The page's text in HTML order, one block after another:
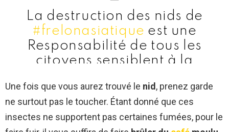
La destruction des nids de
#frelonasiatique est une
Responsabilité de tous les
citoyens sensiblent à la
#communesparfois s’ y
associent financièrement Cet
acte aura dû être une
Une fois que vous aurez trouvé le nid , prenez garde
ne surtout pas le toucher. Étant donné que ces
insectes ne supportent pas certaines fumées, pour le